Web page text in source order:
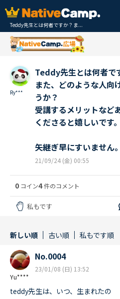
Teddy先生とは何者ですか？ま...
Ry***
Teddy先生とは何者で
また、どのような人向
うか？
受講するメリットなど
くださると嬉しいです。
矢継ぎ早にすいませ
21/09/24 (金) 00:55
0 コイン4件のコメント
私もです
新しい順 古い順 私もです順
Yu****
No.0004
23/01/08 (日) 13:52
teddy先生は、いつ、生まれたの